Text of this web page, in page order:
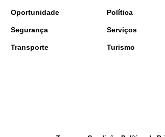
Oportunidade Política
Segurança Serviços
Transporte Turismo